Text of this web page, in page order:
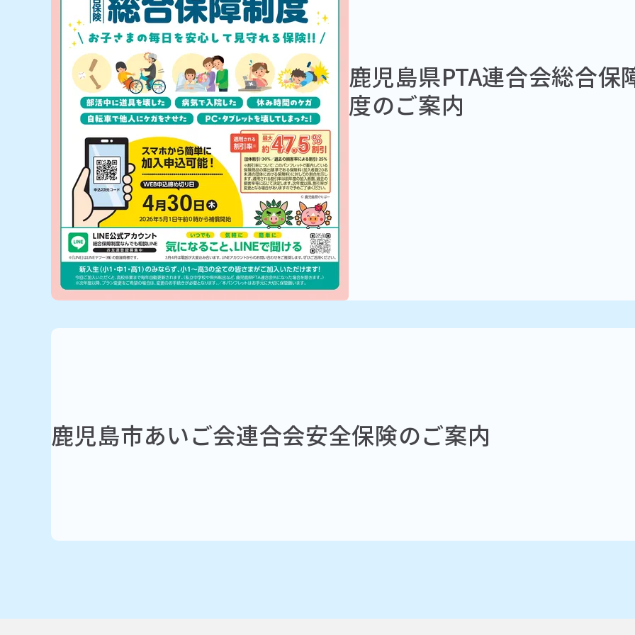
鹿児島県PTA連合会総合保
度のご案内
鹿児島市あいご会連合会安全保険のご案内